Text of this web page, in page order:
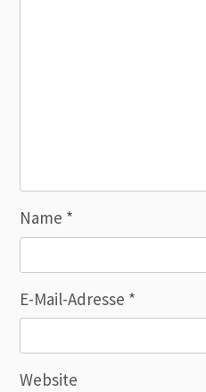
Name *
E-Mail-Adresse *
Website